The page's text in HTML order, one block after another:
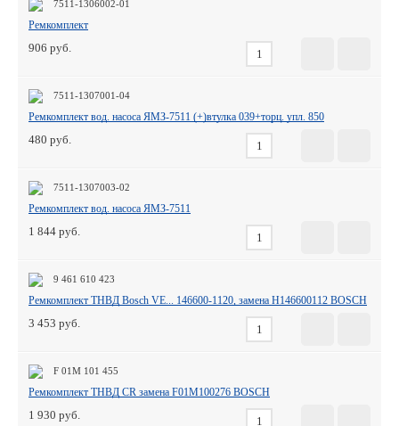
7511-1306002-01
Ремкомплект
906
7511-1307001-04
Ремкомплект вод. насоса ЯМЗ-7511 (+)втулка 039+торц. упл. 850
480
7511-1307003-02
Ремкомплект вод. насоса ЯМЗ-7511
1 844
9 461 610 423
Ремкомплект ТНВД Bosch VE... 146600-1120, замена H146600112 BOSCH
3 453
F 01M 101 455
Ремкомплект ТНВД CR замена F01M100276 BOSCH
1 930